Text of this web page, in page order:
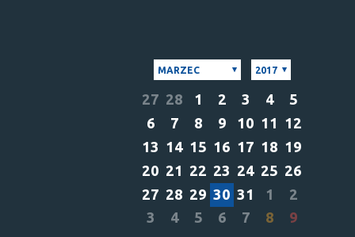
MARZEC 2017
27 28 1 2 3 4
5
6
7 8 9 10 11 12
13 14 15 16 17 18 19
20 21 22 23 24 25 26
27 28 29 30 31 1
2
3
4 5 6 7 8 9